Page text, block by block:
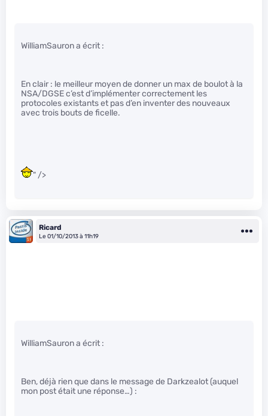
WilliamSauron a écrit :
En clair : le meilleur moyen de donner un max de boulot à la
NSA/DGSE c’est d’implémenter correctement les
protocoles existants et pas d’en inventer des nouveaux
avec trois bouts de ficelle.
" />
Ricard
Le 01/10/2013 à 11h19
WilliamSauron a écrit :
Ben, déjà rien que dans le message de Darkzealot (auquel
mon post était une réponse…) :